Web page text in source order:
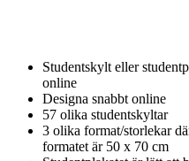
Studentskylt eller
online
Designa snabbt online
57 olika studentskyltar
3 olika format/storlekar
formatet är 50 x 70 cm